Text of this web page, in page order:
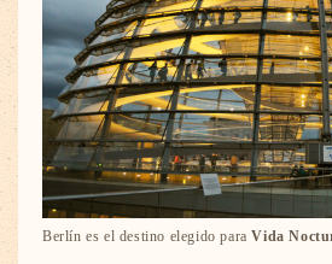
Berlín es el destino elegido paraVida